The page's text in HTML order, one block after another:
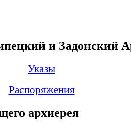
и Задонский
Указы
Распоряжения
архиерея